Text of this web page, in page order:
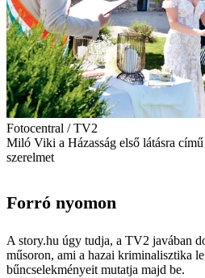
Fotocentral / TV2
Miló Viki a Házasság első látásra
szerelmet
Forró nyomon
A story.hu úgy tudja, a TV2 javában
műsoron, ami a hazai kriminalisztika
bűncselekményeit mutatja majd be.